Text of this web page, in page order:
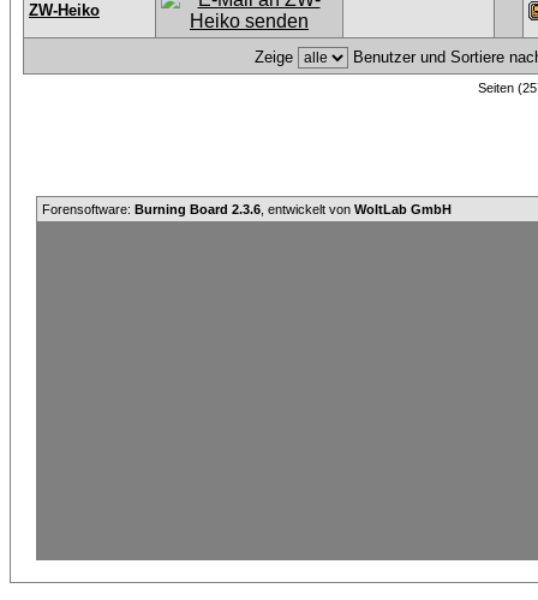
ZW-Heiko
Zeige Benutzer und Sortiere
Seiten
Forensoftware: Burning Board 2.3.6 , entwickelt von WoltLab GmbH